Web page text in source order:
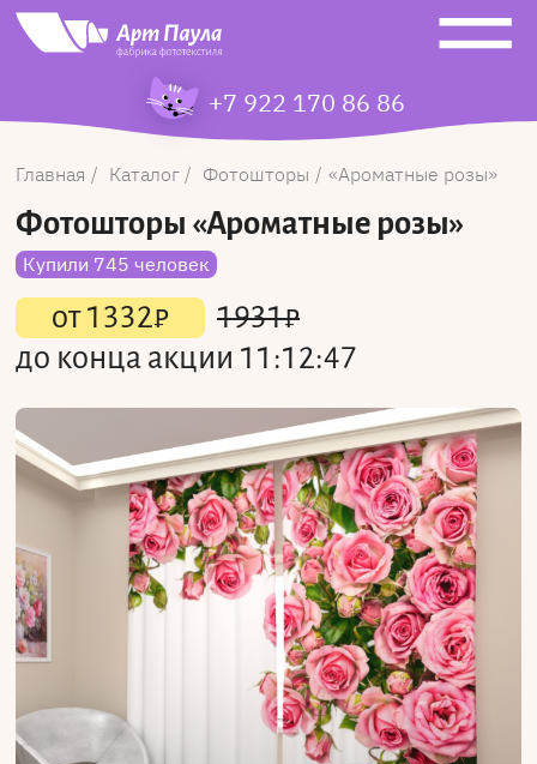
+7 922 170 86 86
Главная Каталог Фотошторы Ароматные розы
Фотошторы «Ароматные розы»
Купили 745 человек
от1332₽ 1931₽
до конца акции 11:12:47